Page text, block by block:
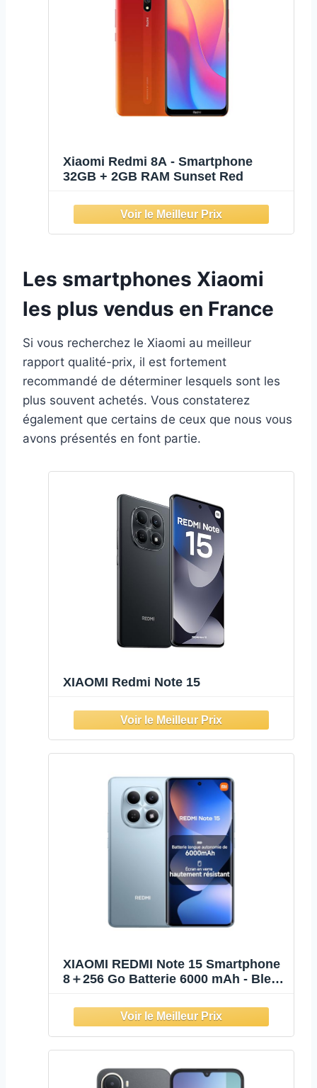
Xiaomi Redmi 8A - Smartphone
32GB + 2GB RAM Sunset Red
Les smartphones Xiaomi
les plus vendus en France
Si vous recherchez le Xiaomi au meilleur
rapport qualité-prix, il est fortement
recommandé de déterminer lesquels sont les
plus souvent achetés. Vous constaterez
également que certains de ceux que nous vous
avons présentés en font partie.
XIAOMI Redmi Note 15
XIAOMI REDMI Note 15 Smartphone
8＋256 Go Batterie 6000 mAh - Bleu